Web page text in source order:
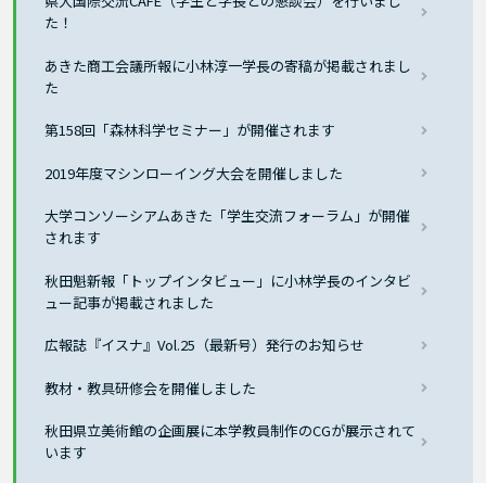
た！
あきた商工会議所報に小林淳一学長の寄稿が掲載されまし
た
第158回「森林科学セミナー」が開催されます
2019年度マシンローイング大会を開催しました
大学コンソーシアムあきた「学生交流フォーラム」が開催
されます
秋田魁新報「トップインタビュー」に小林学長のインタビ
ュー記事が掲載されました
広報誌『イスナ』Vol.25（最新号）発行のお知らせ
教材・教具研修会を開催しました
秋田県立美術館の企画展に本学教員制作のCGが展示されて
います